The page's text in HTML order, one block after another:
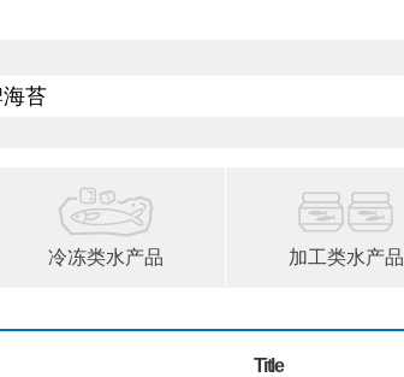
冷冻类水产品 加工类水产品
Title